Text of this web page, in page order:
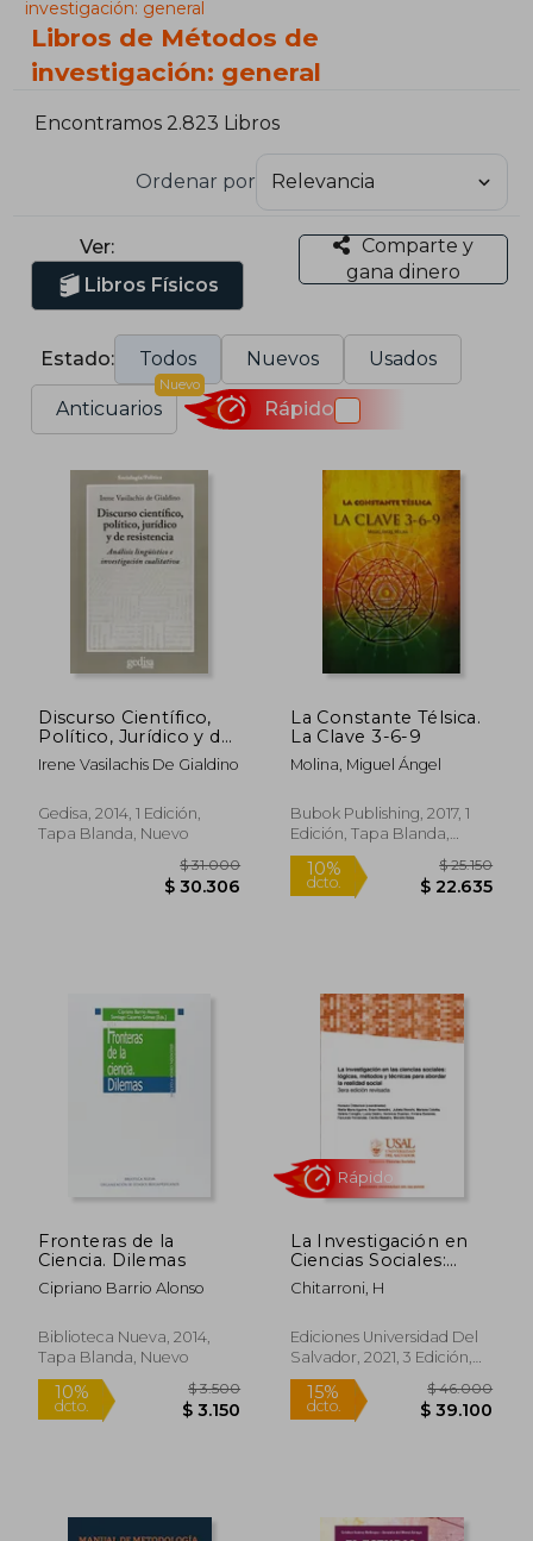
investigación: general
Libros de Métodos de
investigación: general
Encontramos 2.823 Libros
Ordenar por
Ver:
Libros Físicos
Comparte y
gana dinero
Estado: Todos Nuevos Usados
Anticuarios
Nuevo
Rápido
Discurso Científico,
Político, Jurídico y de
Resistencia: Análisis
Lingüístico e
Cualitativa
Irene Vasilachis De Gialdino
Gedisa, 2014, 1 Edición,
Tapa Blanda, Nuevo
La Constante Télsica.
La Clave 3-6-9
Molina, Miguel Ángel
Bubok Publishing, 2017, 1
Edición, Tapa Blanda,
Nuevo
10%
dcto.
Fronteras de la
Ciencia. Dilemas
Cipriano Barrio Alonso
Biblioteca Nueva, 2014,
Tapa Blanda, Nuevo
La Investigación en
Ciencias Sociales:
Lógicas, Métodos y
Técnicas Para
Social
Chitarroni, H
Ediciones Universidad Del
Salvador, 2021, 3 Edición,
Tapa Blanda, Nuevo
Rápido